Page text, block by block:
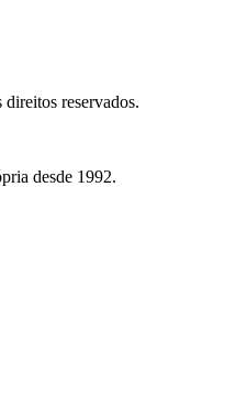
reservados.
desde 1992.